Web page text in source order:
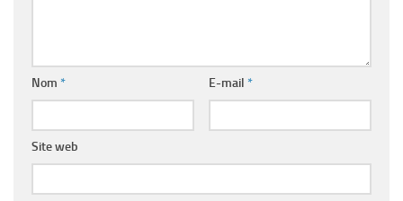
Nom * E-mail *
Site web